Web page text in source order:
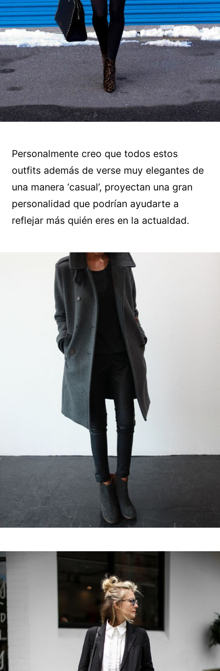
Personalmente creo que todos estos
outfits además de verse muy elegantes de
una manera ‘casual’, proyectan una gran
personalidad que podrían ayudarte a
reflejar más quién eres en la actualdad.